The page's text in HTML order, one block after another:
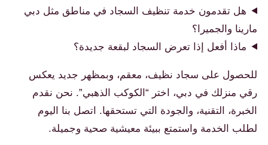
هل تقدمون خدمة تنظيف السجاد في مناطق مثل دبي
مارينا والجميرا؟
ماذا أفعل إذا تعرض السجاد لبقعة جديدة؟
للحصول على سجاد نظيف، معقم، وبمظهر جديد يعكس
رقي منزلك في دبي، اختر “الكوكب الذهبي”. نحن نقدم
الخبرة، التقنية، والجودة التي تستحقها. اتصل بنا اليوم
لطلب الخدمة واستمتع ببيئة معيشية صحية وجميلة.